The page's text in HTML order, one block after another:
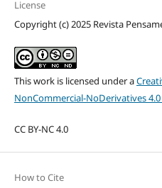
License
Copyright (c) 2025 Revista
This work is licensed under a
NonCommercial-NoDerivatives
CC BY-NC 4.0
How to Cite